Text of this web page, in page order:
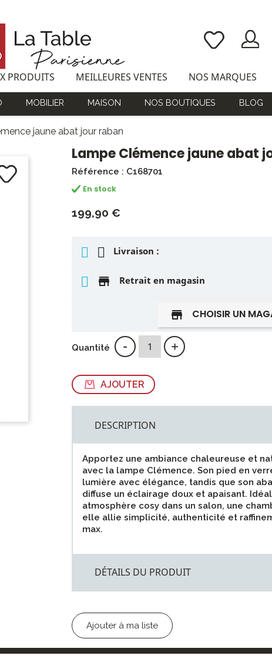
PRODUITS MEILLEURES VENTES NOS MARQUES
MOBILIER MAISON NOS BOUTIQUES BLOG
jaune abat jour raban
Lampe Clémence jaune abat
Référence : C168701
En stock
199,90 €
Livraison :
store Retrait en magasin
store CHOISIR UN
Quantité - +
AJOUTER
DESCRIPTION
Apportez une ambiance chaleureuse et
avec la lampe Clémence. Son pied en
lumière avec élégance, tandis que son
diffuse un éclairage doux et apaisant.
atmosphère cosy dans un salon, une
elle allie simplicité, authenticité et
max.
DÉTAILS DU PRODUIT
Ajouter à ma liste